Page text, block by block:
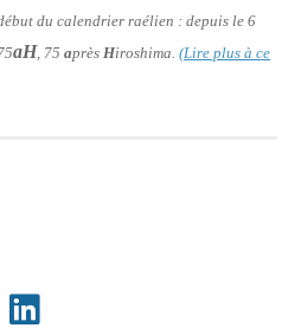
du calendrier raélien : depuis le 6
aH, 75 après Hiroshima. (Lire plus à ce